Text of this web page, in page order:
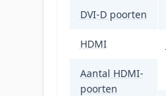
DVI-D poorten
HDMI
Aantal HDMI-
poorten